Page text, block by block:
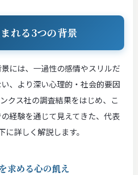
れる3つの背景
には、一過性の感情やスリルだ
、より深い心理的・社会的要因
クス社の調査結果をはじめ、こ
経験を通じて見えてきた、代表
詳しく解説します。
求める心の飢え